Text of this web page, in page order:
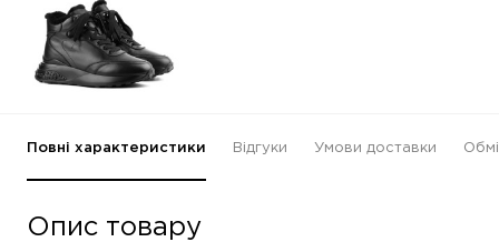
Повні характеристики Відгуки Умови доставки
Опис товару